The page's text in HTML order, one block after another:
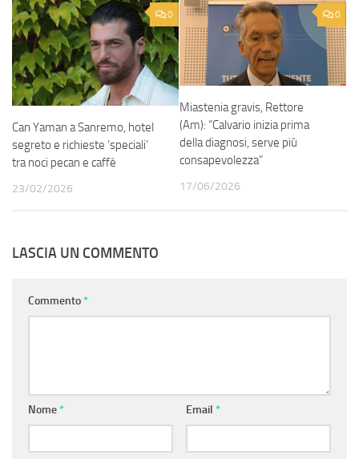
0
Can Yaman a Sanremo, hotel
segreto e richieste ‘speciali’
tra noci pecan e caffè
23/02/2026
0
Miastenia gravis, Rettore
(Am): “Calvario inizia prima
della diagnosi, serve più
consapevolezza”
17/06/2026
LASCIA UN COMMENTO
Commento*
Nome* Email *